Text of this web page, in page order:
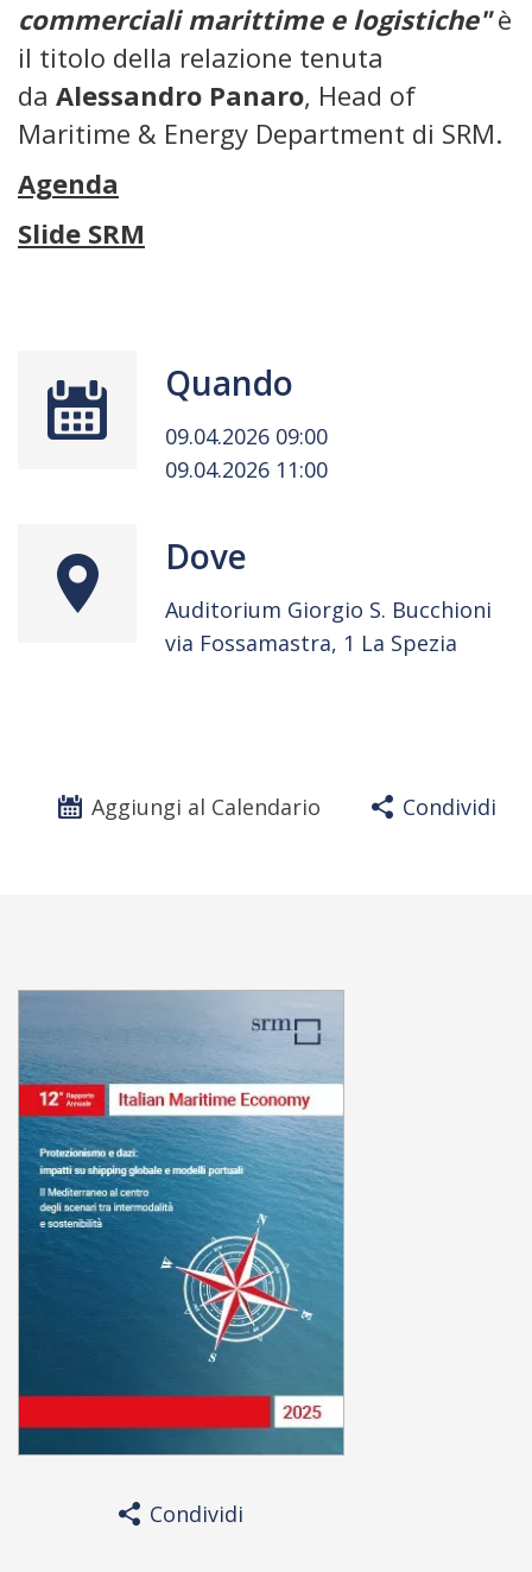
commerciali marittime e logistiche"è
il titolo della relazione tenuta
da Alessandro Panaro, Head of
Maritime & Energy Department di SRM.
Agenda
Slide SRM
Quando
09.04.2026 09:00
09.04.2026 11:00
Dove
Auditorium Giorgio S. Bucchioni
via Fossamastra, 1 La Spezia
Aggiungi al Calendario Condividi
Condividi